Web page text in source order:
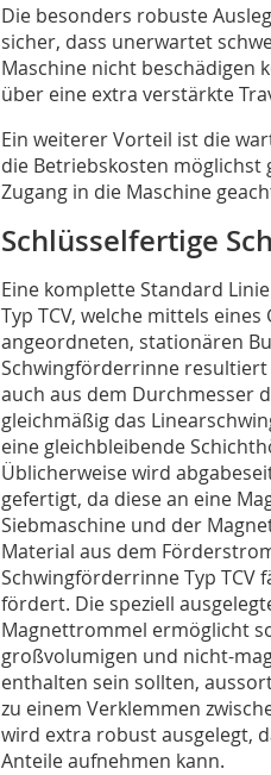
Die besonders robuste
sicher, dass unerwartet
Maschine nicht beschädigen
über eine extra verstärkte
Ein weiterer Vorteil ist die
die Betriebskosten möglichst
Zugang in die Maschine
Schlüsselfertige
Eine komplette Standard
Typ TCV, welche mittels
angeordneten, stationären
Schwingförderrinne
auch aus dem Durchmesser
gleichmäßig das
eine gleichbleibende
Üblicherweise wird
gefertigt, da diese an eine
Siebmaschine und der
Material aus dem
Schwingförderrinne Typ TCV
fördert. Die speziell
Magnettrommel ermöglicht
großvolumigen und nicht-
enthalten sein sollten,
zu einem Verklemmen
wird extra robust ausgelegt,
Anteile aufnehmen kann.